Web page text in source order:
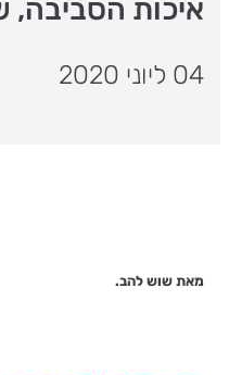
איכות
04 ליוני 2020
מאת שוש להב.